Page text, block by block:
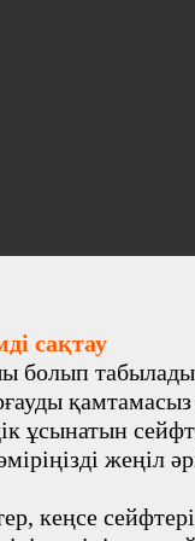
сақтау
болып
қамтамасыз
ұсынатын
жеңіл
кеңсе